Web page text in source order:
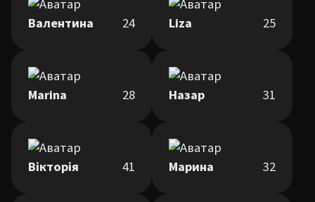
Валентина 24 Liza 25
Marina 28 Назар 31
Вікторія 41 Марина 32